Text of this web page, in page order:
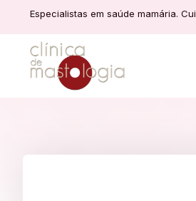
Especialistas em saúde mamária.